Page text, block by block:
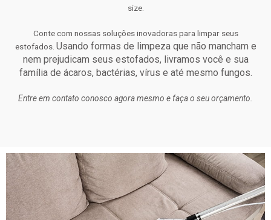
size.
Conte com nossas soluções inovadoras para limpar seus
estofados. Usando formas de limpeza que não mancham e
nem prejudicam seus estofados, livramos você e sua
família de ácaros, bactérias, vírus e até mesmo fungos.
Entre em contato conosco agora mesmo e faça o seu orçamento.